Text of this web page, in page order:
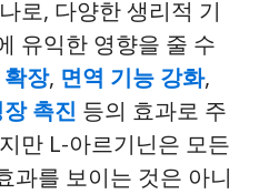
로, 다양한 생리적 기
유익한 영향을 줄 수
장, 면역 기능 강화,
촉진 등의 효과로 주
만 L-아르기닌은 모든
과를 보이는 것은 아니